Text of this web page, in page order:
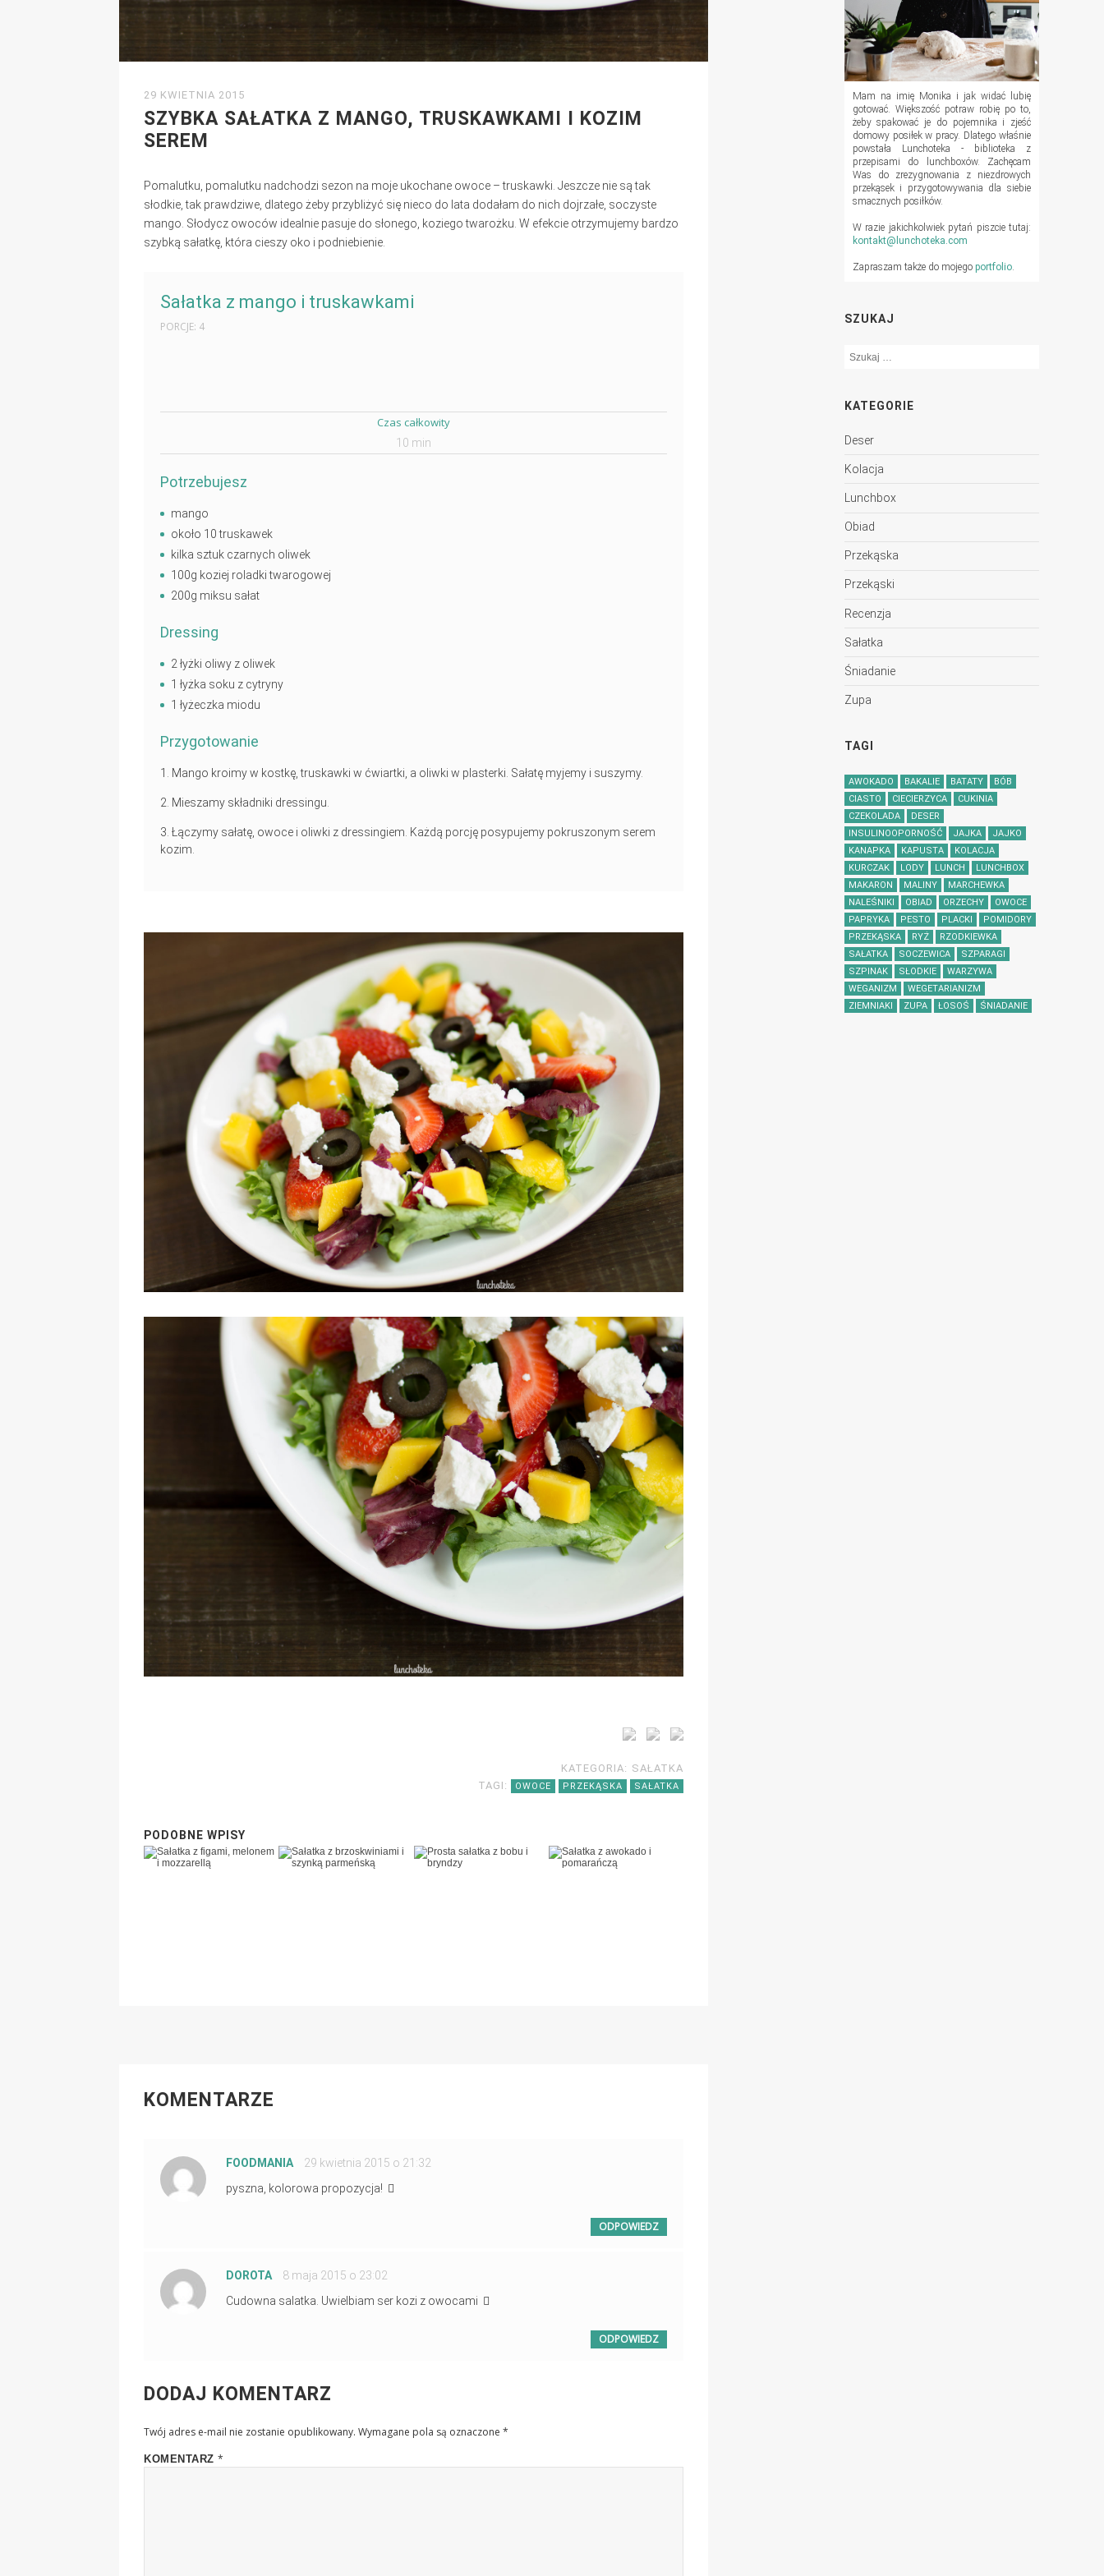
Mam na imię Monika i jak widać lubię
gotować. Większość potraw robię po to,
żeby spakować je do pojemnika i zjeść
domowy posiłek w pracy. Dlatego właśnie
powstała Lunchoteka - biblioteka z
przepisami do lunchboxów. Zachęcam
Was do zrezygnowania z niezdrowych
przekąsek i przygotowywania dla siebie
smacznych posiłków.
W razie jakichkolwiek pytań piszcie tutaj:
kontakt@lunchoteka.com
Zapraszam także do mojego portfolio.
SZUKAJ
Szukaj:
KATEGORIE
Deser
Kolacja
Lunchbox
Obiad
Przekąska
Przekąski
Recenzja
Sałatka
Śniadanie
Zupa
TAGI
AWOKADO BAKALIE BATATY
BÓB
CIASTO
CIECIERZYCA
CUKINIA
CZEKOLADA
DESER
INSULINOOPORNOŚĆ
JAJKA
JAJKO
KANAPKA
KAPUSTA
KOLACJA
KURCZAK
LODY LUNCH
LUNCHBOX
MAKARON
MALINY
MARCHEWKA
NALEŚNIKI
OBIAD ORZECHY
OWOCE
PAPRYKA
PESTO PLACKI
POMIDORY
PRZEKĄSKA
RYŻ
RZODKIEWKA
SAŁATKA
SOCZEWICA
SZPARAGI
SZPINAK
SŁODKIE
WARZYWA
WEGANIZM
WEGETARIANIZM
ZIEMNIAKI
ZUPA ŁOSOŚ ŚNIADANIE
29 KWIETNIA 2015
SZYBKA SAŁATKA Z MANGO, TRUSKAWKAMI I KOZIM
SEREM
Pomalutku, pomalutku nadchodzi sezon na moje ukochane owoce – truskawki. Jeszcze nie są tak
słodkie, tak prawdziwe, dlatego żeby przybliżyć się nieco do lata dodałam do nich dojrzałe, soczyste
mango. Słodycz owoców idealnie pasuje do słonego, koziego twarożku. W efekcie otrzymujemy bardzo
szybką sałatkę, która cieszy oko i podniebienie.
Sałatka z mango i truskawkami
PORCJE: 4
Czas całkowity
10 min
Potrzebujesz
mango
około 10 truskawek
kilka sztuk czarnych oliwek
100g koziej roladki twarogowej
200g miksu sałat
Dressing
2 łyżki oliwy z oliwek
1 łyżka soku z cytryny
1 łyżeczka miodu
Przygotowanie
Mango kroimy w kostkę, truskawki w ćwiartki, a oliwki w plasterki. Sałatę myjemy i suszymy.
Mieszamy składniki dressingu.
Łączymy sałatę, owoce i oliwki z dressingiem. Każdą porcję posypujemy pokruszonym serem
kozim.
SAŁATKA
KATEGORIA:
TAGI:
OWOCE PRZEKĄSKA SAŁATKA
PODOBNE WPISY
KOMENTARZE
FOODMANIAPISZE:
29 kwietnia 2015 o 21:32
pyszna, kolorowa propozycja!
ODPOWIEDZ
DOROTAPISZE:
8 maja 2015 o 23:02
Cudowna salatka. Uwielbiam ser kozi z owocami
ODPOWIEDZ
DODAJ KOMENTARZ
Twój adres e-mail nie zostanie opublikowany. Wymagane pola są oznaczone*
KOMENTARZ*